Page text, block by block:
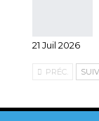
21 Juil 2026
PRÉC.